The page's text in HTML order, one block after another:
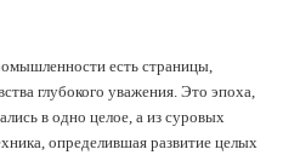
есть страницы,
глубокого уважения. Это эпоха,
в одно целое, а из суровых
определившая развитие целых